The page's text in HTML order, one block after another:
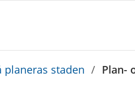
planeras staden / Plan-